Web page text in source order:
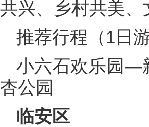
共兴、乡村共美
推荐行程（1日
小六石欢乐园
杏公园
临安区